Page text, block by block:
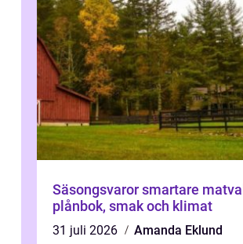
Säsongsvaror smartare matval för
plånbok, smak och klimat
31 juli 2026
Amanda Eklund